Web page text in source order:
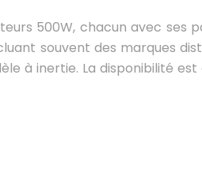
500W, chacun avec ses
souvent des marques
à inertie. La disponibilité